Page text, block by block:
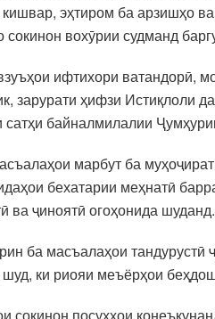
эҳтиром ба арзишҳо
вохӯрии судманд
ифтихори ватандорӣ,
зарурати ҳифзи Истиқлоли
сатҳи байналмилалии
марбут ба
бехатарии меҳнатӣ
ва ҷиноятӣ огоҳонида шуданд.
ба масъалаҳои
ки риояи меъёрҳои
сокинон посухҳои